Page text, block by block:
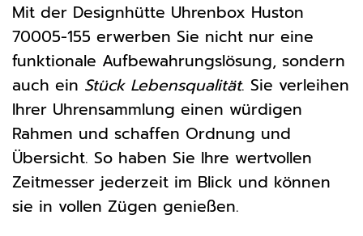
Mit der Designhütte Uhrenbox Huston
70005-155 erwerben Sie nicht nur eine
funktionale Aufbewahrungslösung, sondern
auch ein Stück Lebensqualität. Sie verleihen
Ihrer Uhrensammlung einen würdigen
Rahmen und schaffen Ordnung und
Übersicht. So haben Sie Ihre wertvollen
Zeitmesser jederzeit im Blick und können
sie in vollen Zügen genießen.